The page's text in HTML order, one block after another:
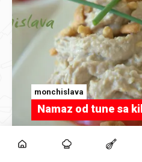
monchislava
Namaz od tune sa